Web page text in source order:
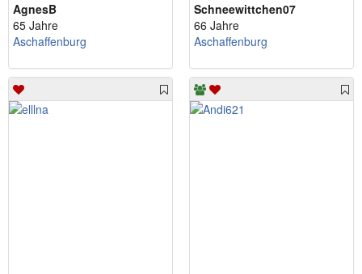
AgnesB
65 Jahre
Aschaffenburg
Schneewittchen07
66 Jahre
Aschaffenburg